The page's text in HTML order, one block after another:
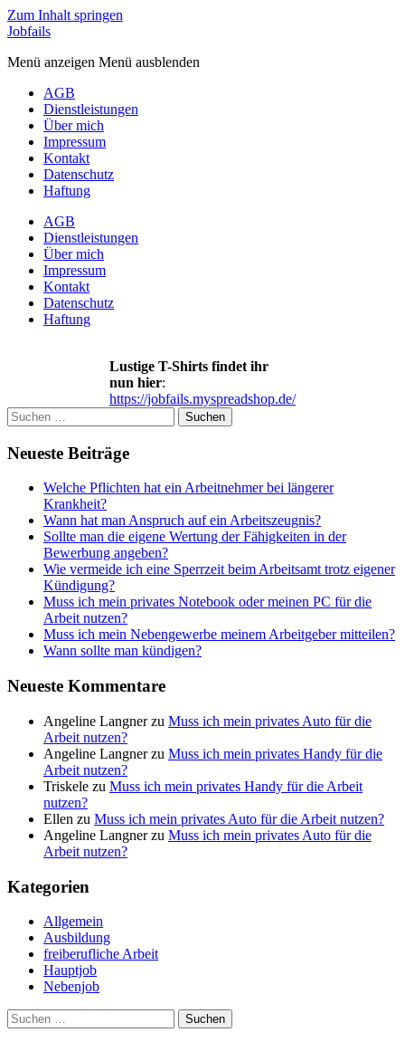
Zum Inhalt springen
Jobfails
Menü anzeigen Menü ausblenden
AGB
Dienstleistungen
Über mich
Impressum
Kontakt
Datenschutz
Haftung
AGB
Dienstleistungen
Über mich
Impressum
Kontakt
Datenschutz
Haftung
Lustige T-Shirts findet ihr
nun hier:
https://jobfails.myspreadshop.de/
Suchen
nach:
Neueste Beiträge
Welche Pflichten hat ein Arbeitnehmer bei längerer
Krankheit?
Wann hat man Anspruch auf ein Arbeitszeugnis?
Sollte man die eigene Wertung der Fähigkeiten in der
Bewerbung angeben?
Wie vermeide ich eine Sperrzeit beim Arbeitsamt trotz eigener
Kündigung?
Muss ich mein privates Notebook oder meinen PC für die
Arbeit nutzen?
Muss ich mein Nebengewerbe meinem Arbeitgeber mitteilen?
Wann sollte man kündigen?
Neueste Kommentare
Angeline Langnerzu Muss ich mein privates Auto für die
Arbeit nutzen?
Angeline Langnerzu Muss ich mein privates Handy für die
Arbeit nutzen?
Triskele zu Muss ich mein privates Handy für die Arbeit
nutzen?
Ellen zu Muss ich mein privates Auto für die Arbeit nutzen?
Angeline Langnerzu Muss ich mein privates Auto für die
Arbeit nutzen?
Kategorien
Allgemein
Ausbildung
freiberufliche Arbeit
Hauptjob
Nebenjob
Suchen
nach: